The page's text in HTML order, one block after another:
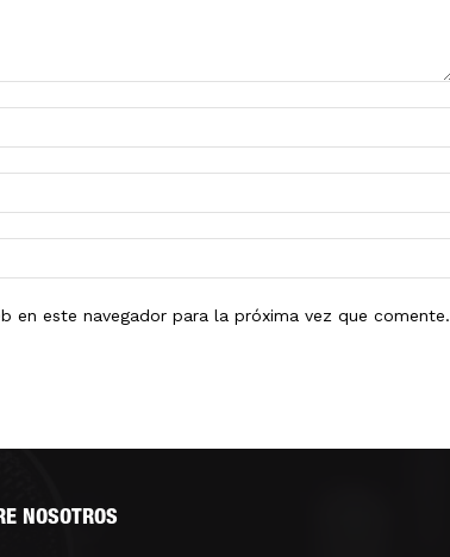
en este navegador para la próxima vez que comente.
NOSOTROS